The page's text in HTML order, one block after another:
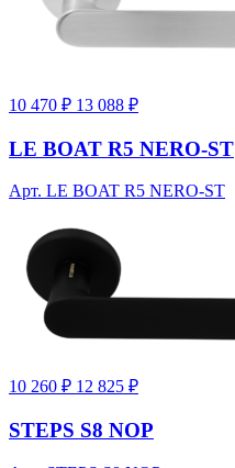
10 470 ₽ 13 088 ₽
LE BOAT R5 NERO-ST
Арт. LE BOAT R5 NERO-ST
10 260 ₽ 12 825 ₽
STEPS S8 NOP